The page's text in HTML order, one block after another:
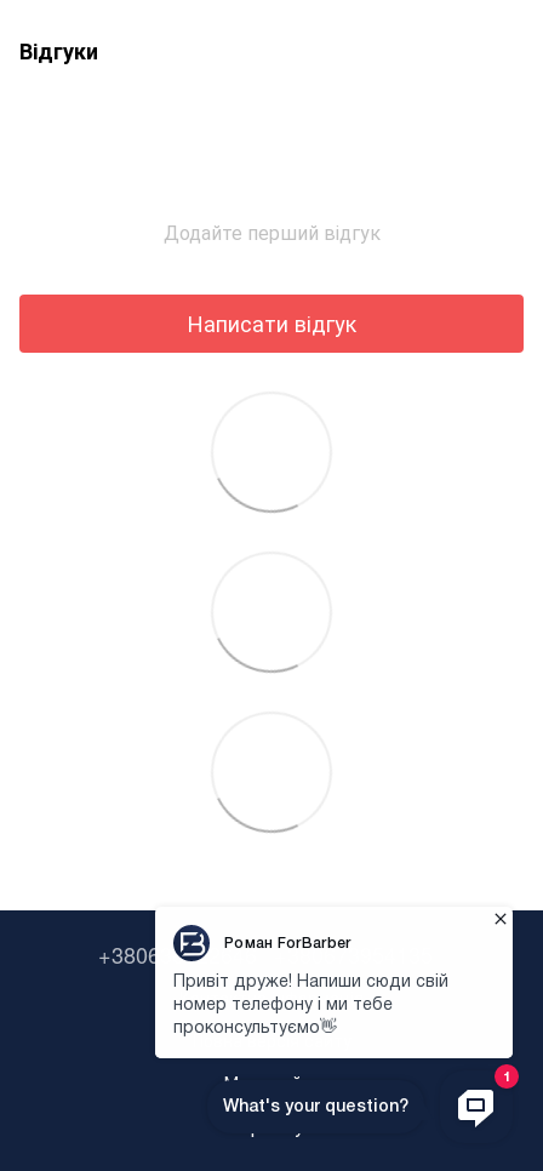
Відгуки
Додайте перший відгук
Написати відгук
+380638322646 +380673954135
Контактна інформація
Повна версія сайту
Мапа сайту